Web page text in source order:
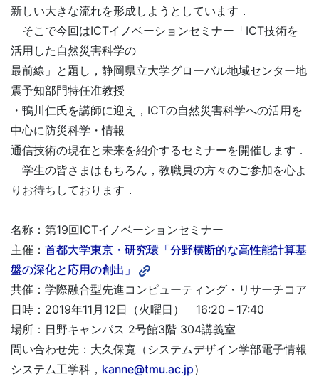
新しい大きな流れを形成しようとしています．
そこで今回はICTイノベーションセミナー「ICT技術を
活用した自然災害科学の
最前線」と題し，静岡県立大学グローバル地域センター地
震予知部門特任准教授
・鴨川仁氏を講師に迎え，ICTの自然災害科学への活用を
中心に防災科学・情報
通信技術の現在と未来を紹介するセミナーを開催します．
学生の皆さまはもちろん，教職員の方々のご参加を心よ
りお待ちしております．
名称：第19回ICTイノベーションセミナー
主催： 首都大学東京・研究環「分野横断的な高性能計算基
盤の深化と応用の創出」
共催：学際融合型先進コンピューティング・リサーチコア
日時：2019年11月12日（火曜日） 16:20－17:40
場所：日野キャンパス 2号館3階 304講義室
問い合わせ先：大久保寛（システムデザイン学部電子情報
システム工学科， kanne@tmu.ac.jp）